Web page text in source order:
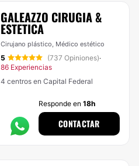
GALEAZZO CIRUGIA &
ESTETICA
Cirujano plástico, Médico estético
5 (737 Opiniones)·
86 Experiencias
4 centros en Capital Federal
Responde en 18h
CONTACTAR